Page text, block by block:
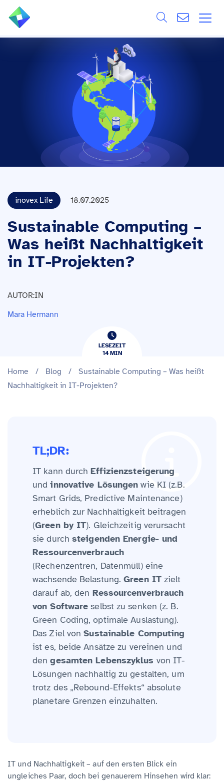
WISSEN & EVENTS
inovex Life 18.07.2025
Sustainable Computing –
Was heißt Nachhaltigkeit
in IT-Projekten?
AUTOR:IN
Mara Hermann
LESEZEIT
14​​MIN
Home / Blog /
Sustainable Computing – Was heißt
Nachhaltigkeit in IT-Projekten?
TL;DR:
IT kann durchEffizienzsteigerung
undinnovative Lösungen wie KI (z.B.
Smart Grids, Predictive Maintenance)
erheblich zur Nachhaltigkeit beitragen
(Green by IT). Gleichzeitig verursacht
sie durch steigenden Energie- und
Ressourcenverbrauch
(Rechenzentren, Datenmüll) eine
wachsende Belastung.Green ITzielt
darauf ab, den Ressourcenverbrauch
von Software selbst zu senken (z. B.
Green Coding, optimale Auslastung).
Das Ziel vonSustainable Computing
ist es, beide Ansätze zu vereinen und
dengesamten Lebenszyklus von IT-
Lösungen nachhaltig zu gestalten, um
trotz des „Rebound-Effekts“ absolute
planetare Grenzen einzuhalten.
IT und Nachhaltigkeit – auf den ersten Blick ein
ungleiches Paar, doch bei genauerem Hinsehen wird klar: